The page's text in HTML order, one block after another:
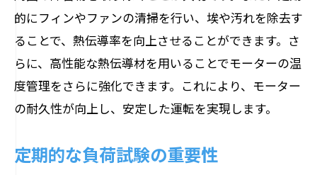
的にフィンやファンの清掃を行い、埃や汚れを除去す
ることで、熱伝導率を向上させることができます。さ
らに、高性能な熱伝導材を用いることでモーターの温
度管理をさらに強化できます。これにより、モーター
の耐久性が向上し、安定した運転を実現します。
定期的な負荷試験の重要性